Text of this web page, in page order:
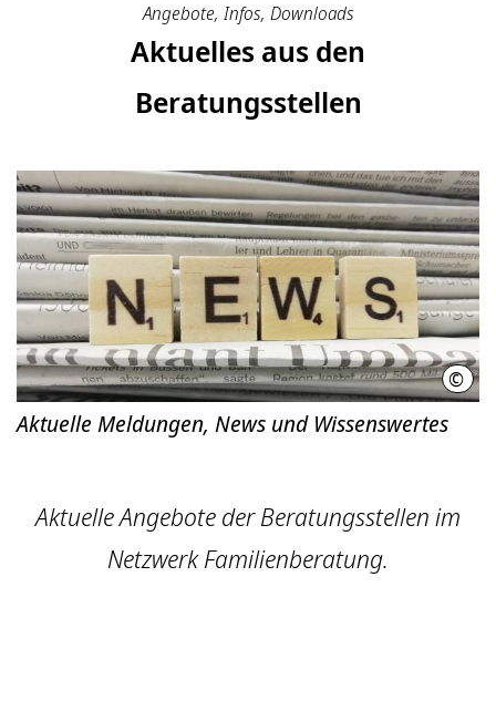
Angebote, Infos, Downloads
Aktuelles aus den
Beratungsstellen
©
Aktuelle Meldungen, News und Wissenswertes
Aktuelle Angebote der Beratungsstellen im
Netzwerk Familienberatung.